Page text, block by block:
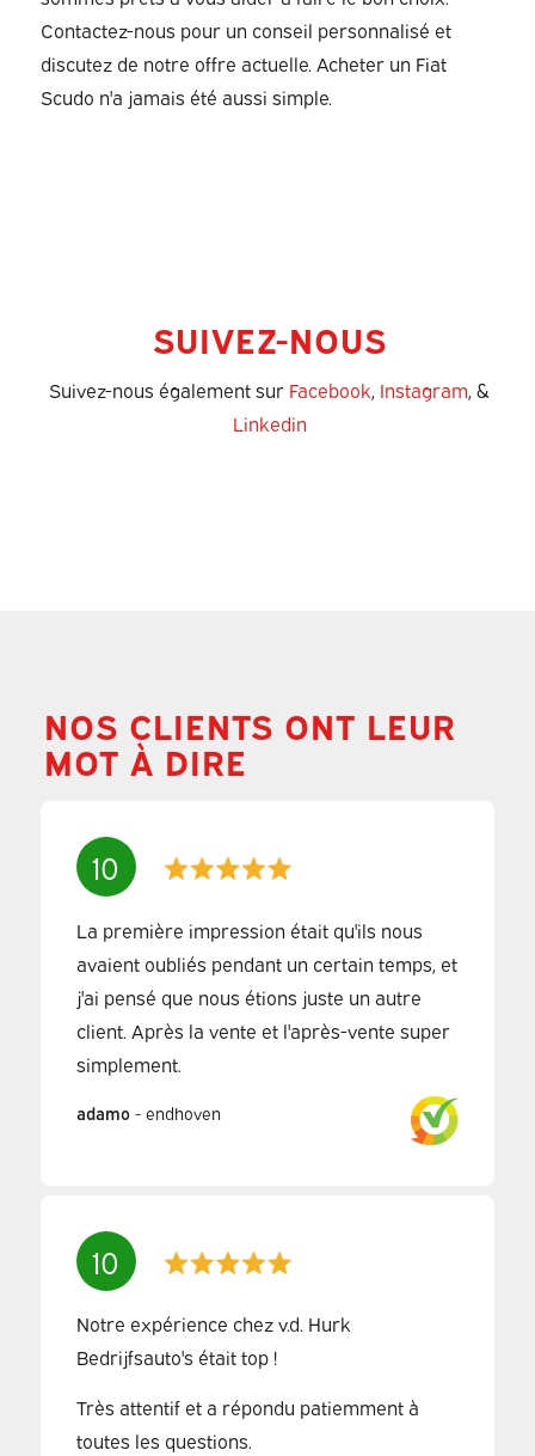
Contactez-nous pour un conseil personnalisé et
discutez de notre offre actuelle. Acheter un Fiat
Scudo n'a jamais été aussi simple.
SUIVEZ-NOUS
Suivez-nous également sur Facebook, Instagram, &
Linkedin
NOS CLIENTS ONT LEUR
MOT À DIRE
10
La première impression était qu'ils nous
avaient oubliés pendant un certain temps, et
j'ai pensé que nous étions juste un autre
client. Après la vente et l'après-vente super
simplement.
adamo - endhoven
10
Notre expérience chez v.d. Hurk
Bedrijfsauto's était top !
Très attentif et a répondu patiemment à
toutes les questions.